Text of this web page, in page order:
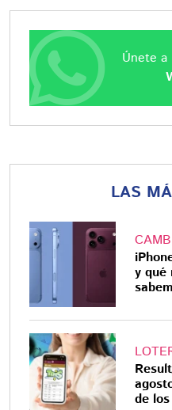
Únete
LAS
y qué
de